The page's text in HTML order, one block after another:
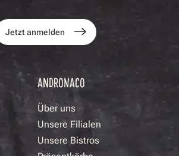
Jetzt anmelden
ANDRONACO
Über uns
Unsere Filialen
Unsere Bistros